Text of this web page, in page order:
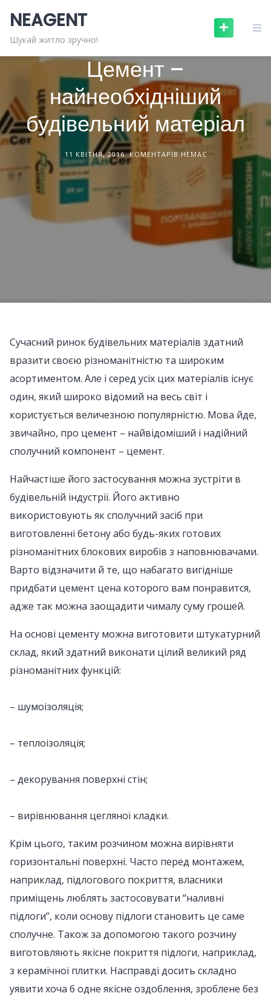
content
NEAGENT
Шукай житло зручно!БУДІВЕЛЬНІ МАТЕРІАЛИ
Цемент –
найнеобхідніший
будівельний матеріал
11 КВІТНЯ, 2016 КОМЕНТАРІВ НЕМАЄ
Сучасний ринок будівельних матеріалів здатний
вразити своєю різноманітністю та широким
асортиментом. Але і серед усіх цих матеріалів існує
один, який широко відомий на весь світ і
користується величезною популярністю. Мова йде,
звичайно, про цемент – найвідоміший і надійний
сполучний компонент – цемент.
Найчастіше його застосування можна зустріти в
будівельній індустрії. Його активно
використовують як сполучний засіб при
виготовленні бетону або будь-яких готових
різноманітних блокових виробів з наповнювачами.
Варто відзначити й те, що набагато вигідніше
придбати цемент цена которого вам понравится,
адже так можна заощадити чималу суму грошей.
На основі цементу можна виготовити штукатурний
склад, який здатний виконати цілий великий ряд
різноманітних функцій:
– шумоізоляція;
– теплоізоляція;
– декорування поверхні стін;
– вирівнювання цегляної кладки.
Крім цього, таким розчином можна вирівняти
горизонтальні поверхні. Часто перед монтажем,
наприклад, підлогового покриття, власники
приміщень люблять застосовувати “наливні
підлоги”, коли основу підлоги становить це саме
сполучне. Також за допомогою такого розчину
виготовляють якісне покриття підлоги, наприклад,
з керамічної плитки. Насправді досить складно
уявити хоча б одне якісне оздоблення, зроблене без